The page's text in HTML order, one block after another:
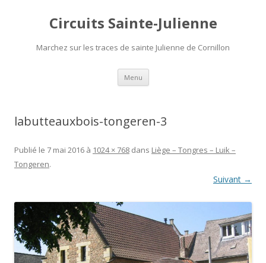
Circuits Sainte-Julienne
Marchez sur les traces de sainte Julienne de Cornillon
Menu Aller
contenu
labutteauxbois-tongeren-3
Publié le 7 mai 2016 à 1024 × 768 dans Liège – Tongres – Luik –
Tongeren.
Suivant →